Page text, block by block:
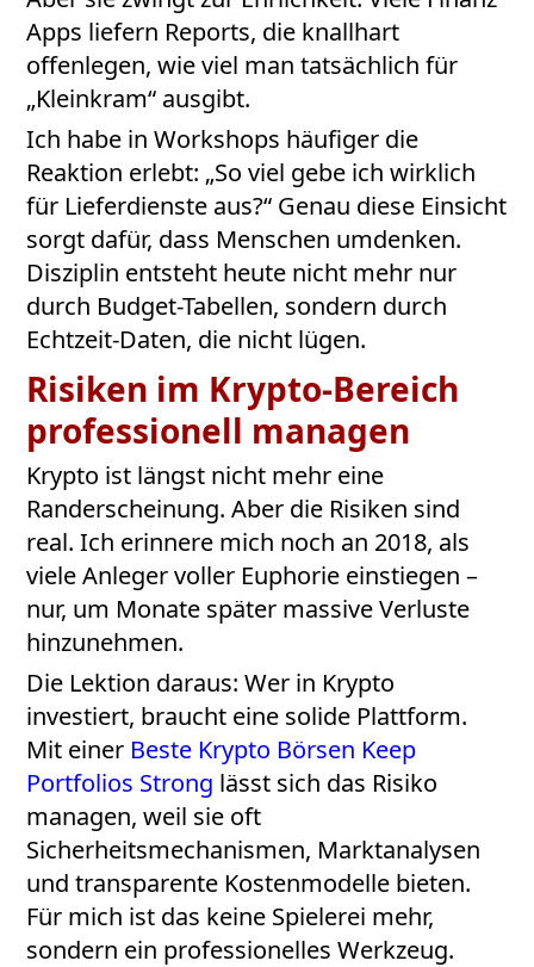
Apps liefern Reports, die knallhart
offenlegen, wie viel man tatsächlich für
„Kleinkram“ ausgibt.
Ich habe in Workshops häufiger die
Reaktion erlebt: „So viel gebe ich wirklich
für Lieferdienste aus?“ Genau diese Einsicht
sorgt dafür, dass Menschen umdenken.
Disziplin entsteht heute nicht mehr nur
durch Budget-Tabellen, sondern durch
Echtzeit-Daten, die nicht lügen.
Risiken im Krypto-Bereich
professionell managen
Krypto ist längst nicht mehr eine
Randerscheinung. Aber die Risiken sind
real. Ich erinnere mich noch an 2018, als
viele Anleger voller Euphorie einstiegen –
nur, um Monate später massive Verluste
hinzunehmen.
Die Lektion daraus: Wer in Krypto
investiert, braucht eine solide Plattform.
Mit einer Beste Krypto Börsen Keep
Portfolios Strong lässt sich das Risiko
managen, weil sie oft
Sicherheitsmechanismen, Marktanalysen
und transparente Kostenmodelle bieten.
Für mich ist das keine Spielerei mehr,
sondern ein professionelles Werkzeug.